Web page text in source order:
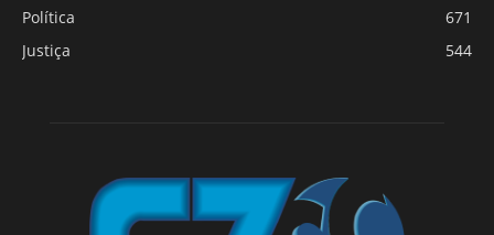
Política
671
Justiça
544